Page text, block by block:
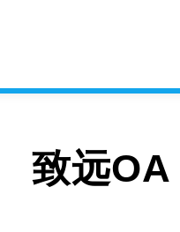
致远